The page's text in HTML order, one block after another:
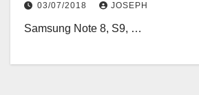
03/07/2018 JOSEPH
Samsung Note 8, S9, …